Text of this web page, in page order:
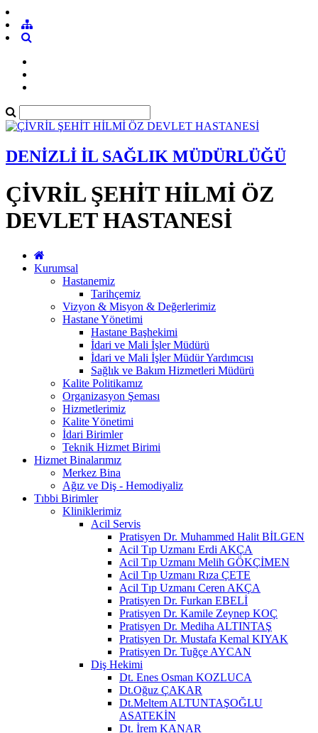
DENİZLİ İL SAĞLIK MÜDÜRLÜĞÜ
ÇİVRİL ŞEHİT HİLMİ ÖZ
DEVLET HASTANESİ
Kurumsal
Hastanemiz
Tarihçemiz
Vizyon & Misyon & Değerlerimiz
Hastane Yönetimi
Hastane Başhekimi
İdari ve Mali İşler Müdürü
İdari ve Mali İşler Müdür Yardımcısı
Sağlık ve Bakım Hizmetleri Müdürü
Kalite Politikamız
Organizasyon Şeması
Hizmetlerimiz
Kalite Yönetimi
İdari Birimler
Teknik Hizmet Birimi
Hizmet Binalarımız
Merkez Bina
Ağız ve Diş - Hemodiyaliz
Tıbbi Birimler
Kliniklerimiz
Acil Servis
Pratisyen Dr. Muhammed Halit BİLGEN
Acil Tıp Uzmanı Erdi AKÇA
Acil Tıp Uzmanı Melih GÖKÇİMEN
Acil Tıp Uzmanı Rıza ÇETE
Acil Tıp Uzmanı Ceren AKÇA
Pratisyen Dr. Furkan EBELİ
Pratisyen Dr. Kamile Zeynep KOÇ
Pratisyen Dr. Mediha ALTINTAŞ
Pratisyen Dr. Mustafa Kemal KIYAK
Pratisyen Dr. Tuğçe AYCAN
Diş Hekimi
Dt. Enes Osman KOZLUCA
Dt.Oğuz ÇAKAR
Dt.Meltem ALTUNTAŞOĞLU
ASATEKİN
Dt. İrem KANAR